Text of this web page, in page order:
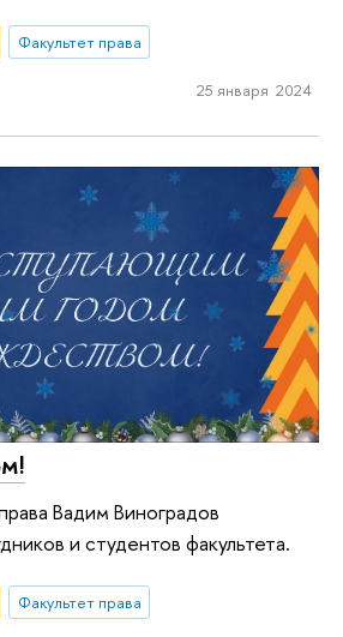
Факультет права
25 января 2024
Вадим Виноградов
и студентов факультета.
Факультет права